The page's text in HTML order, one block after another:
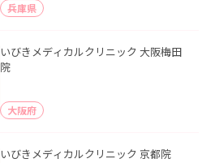
兵庫県
いびきメディカルクリニック 大阪梅田
院
大阪府
いびきメディカルクリニック 京都院